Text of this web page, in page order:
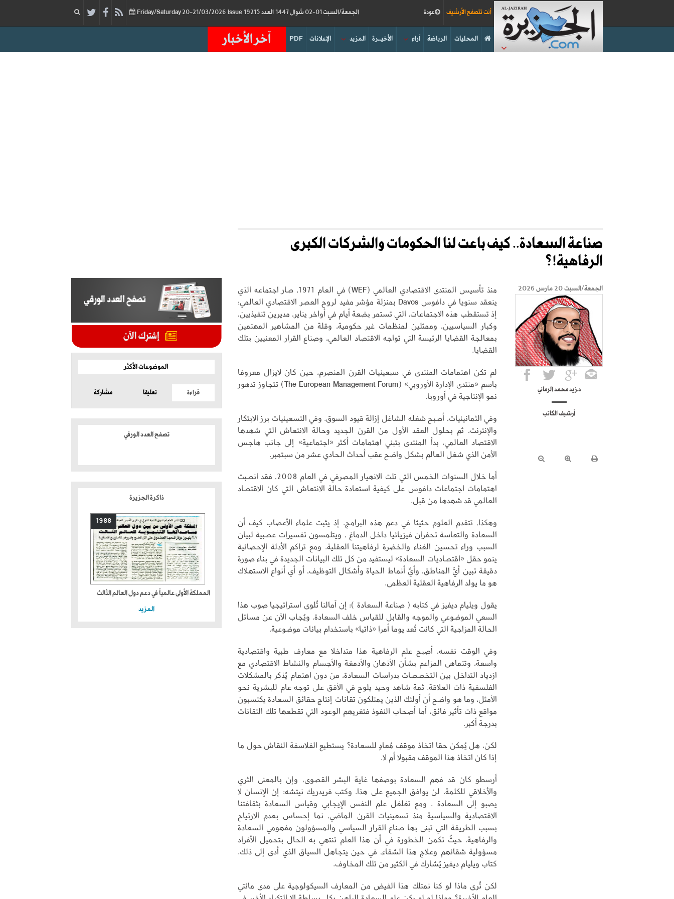
الجمعة/السبت 01-02 شوال 1447 العدد 19215 Issue عودة أنت تتصفح الأرشيف
آخر الأخبار PDF الإعلانات المزيد الأخيــرة آراء الرياضة المحليات
صناعة السعادة.. كيف باعت لنا الحكومات والشركات الكبرى
الرفاهية!؟
الجمعة/السبت 20 مارس 2026
د.زيد محمد الرماني
أرشيف الكاتب
منذ تأسيس المنتدى الاقتصادي العالمي (WEF) في العام 1971، صار اجتماعه الذي
ينعقد سنويا في دافوس Davos بمنزلة مؤشر مفيد لروح العصر الاقتصادي العالمي؛
إذ تستقطب هذه الاجتماعات، التي تستمر بضعة أيام في أواخر يناير، مديرين تنفيذيين،
وكبار السياسيين، وممثلين لمنظمات غير حكومية، وقلة من المشاهير المهتمين
بمعالجة القضايا الرئيسة التي تواجه الاقتصاد العالمي، وصناع القرار المعنيين بتلك
القضايا.
لم تكن اهتمامات المنتدى في سبعينيات القرن المنصرم، حين كان لايزال معروفا
باسم «منتدى الإدارة الأوروبي» (The European Management Forum) تتجاوز تدهور
نمو الإنتاجية في أوروبا.
وفي الثمانينيات، أصبح شغله الشاغل إزالة قيود السوق. وفي التسعينيات برز الابتكار
والإنترنت، ثم بحلول العقد الأول من القرن الجديد وحالة الانتعاش التي شهدها
الاقتصاد العالمي، بدأ المنتدى بتبني اهتمامات أكثر «اجتماعية» إلى جانب هاجس
الأمن الذي شغل العالم بشكل واضح عقب أحداث الحادي عشر من سبتمبر.
أما خلال السنوات الخمس التي تلت الانهيار المصرفي في العام 2008، فقد انصبت
اهتمامات اجتماعات دافوس على كيفية استعادة حالة الانتعاش التي كان الاقتصاد
العالمي قد شهدها من قبل.
وهكذا، تتقدم العلوم حثيثا في دعم هذه البرامج. إذ يثبت علماء الأعصاب كيف أن
السعادة والتعاسة تحفران فيزيائيا داخل الدماغ ، ويتلمسون تفسيرات عصبية لبيان
السبب وراء تحسين الغناء والخضرة لرفاهيتنا العقلية. ومع تراكم الأدلة الإحصائية
ينمو حقل «اقتصاديات السعادة» ليستفيد من كل تلك البيانات الجديدة في بناء صورة
دقيقة تبين أيَّ المناطق، وأيِّ أنماط الحياة وأشكال التوظيف، أو أي أنواع الاستهلاك
هو ما يولد الرفاهية العقلية العظمى.
يقول ويليام ديفيز في كتابه ( صناعة السعادة ): إن آمالنا تُلوى استراتيجيا صوب هذا
السعي الموضوعي والموجه والقابل للقياس خلف السعادة. ويُجاب الآن عن مسائل
الحالة المزاجية التي كانت تُعد يوما أمرا «ذاتيا» باستخدام بيانات موضوعية.
وفي الوقت نفسه، أصبح علم الرفاهية هذا متداخلا مع معارف طبية واقتصادية
واسعة، وتتماهى المزاعم بشأن الأذهان والأدمغة والأجسام والنشاط الاقتصادي مع
ازدياد التداخل بين التخصصات بدراسات السعادة، من دون اهتمام يُذكر بالمشكلات
الفلسفية ذات العلاقة. ثمة شاهد وحيد يلوح في الأفق على توجه عام للبشرية نحو
الأمثل، وما هو واضح أن أولئك الذين يمتلكون تقانات إنتاج حقائق السعادة يكتسبون
مواقع ذات تأثير فائق، أما أصحاب النفوذ فتغريهم الوعود التي تقطعها تلك التقانات
بدرجة أكبر.
لكن، هل يُمكن حقا اتخاذ موقف مُعادٍ للسعادة؟ يستطيع الفلاسفة النقاش حول ما
إذا كان اتخاذ هذا الموقف مقبولا أم لا.
أرسطو كان قد فهم السعادة بوصفها غاية البشر القصوى، وإن بالمعنى الثري
والأخلاقي للكلمة. لن يوافق الجميع على هذا. وكتب فريدريك نيتشه: إن الإنسان لا
يصبو إلى السعادة . ومع تغلغل علم النفس الإيجابي وقياس السعادة بثقافتنا
الاقتصادية والسياسية منذ تسعينيات القرن الماضي، نما إحساس بعدم الارتياح
بسبب الطريقة التي تبنى بها صناع القرار السياسي والمسؤولون مفهومي السعادة
والرفاهية. حيثُ تكمن الخطورة في أن هذا العلم تنتهي به الحال بتحميل الأفراد
مسؤولية شقائهم وعلاج هذا الشقاء، في حين يتجاهل السياق الذي أدى إلى ذلك.
كتاب ويليام ديفيز يُشارك في الكثير من تلك المخاوف.
لكن تُرى ماذا لو كنا نمتلك هذا الفيض من المعارف السيكولوجية على مدى مائتي
الموضوعات الأكثر
قراءة تعليقا مشاركة
تصفح العدد الورقي
ذاكرة الجزيرة
1988
المملكة الأولى عالمياً في دعم دول العالم الثالث
المزيد